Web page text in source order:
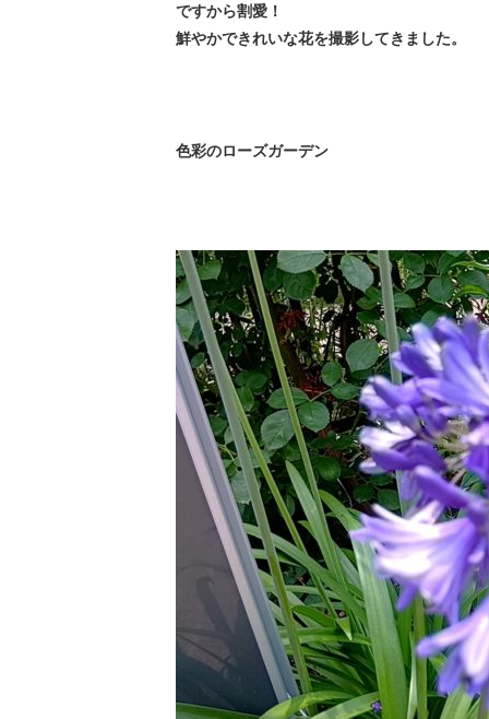
ですから割愛！
鮮やかできれいな花を撮影してきました。
色彩のローズガーデン